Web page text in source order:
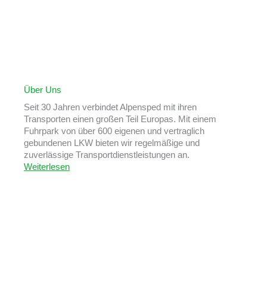
Über Uns
Seit 30 Jahren verbindet Alpensped mit ihren
Transporten einen großen Teil Europas. Mit einem
Fuhrpark von über 600 eigenen und vertraglich
gebundenen LKW bieten wir regelmäßige und
zuverlässige Transportdienstleistungen an.
Weiterlesen